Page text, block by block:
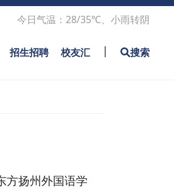
Sub Main
今日气温：28/35℃、小雨转阴
招生招聘 校友汇 | 搜索
方扬州外国语学